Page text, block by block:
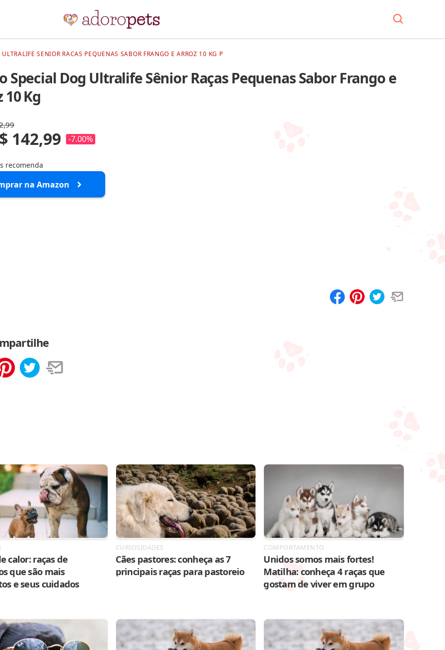
SENIOR RACAS PEQUENAS SABOR FRANGO E ARROZ 10 KG P
Special Dog Ultralife Sênior Raças Pequenas Sabor Frango e
10 Kg
142,99 -7.00%
recomenda
na Amazon
calor: raças de
que são mais
e seus cuidados
CURIOSIDADES
Cães pastores: conheça as 7
principais raças para pastoreio
COMPORTAMENTO
Unidos somos mais fortes!
Matilha: conheça 4 raças que
gostam de viver em grupo